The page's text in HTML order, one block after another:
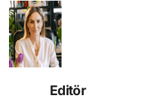
Editör